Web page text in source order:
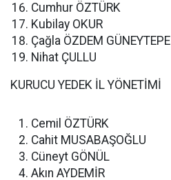
Cumhur ÖZTÜRK
Kubilay OKUR
Çağla ÖZDEM GÜNEYTEPE
Nihat ÇULLU
KURUCU YEDEK İL YÖNETİMİ
Cemil ÖZTÜRK
Cahit MUSABAŞOĞLU
Cüneyt GÖNÜL
Akın AYDEMİR